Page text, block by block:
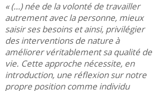
« (…) née de la volonté de travailler
autrement avec la personne, mieux
saisir ses besoins et ainsi, privilégier
des interventions de nature à
améliorer véritablement sa qualité de
vie. Cette approche nécessite, en
introduction, une réflexion sur notre
propre position comme individu